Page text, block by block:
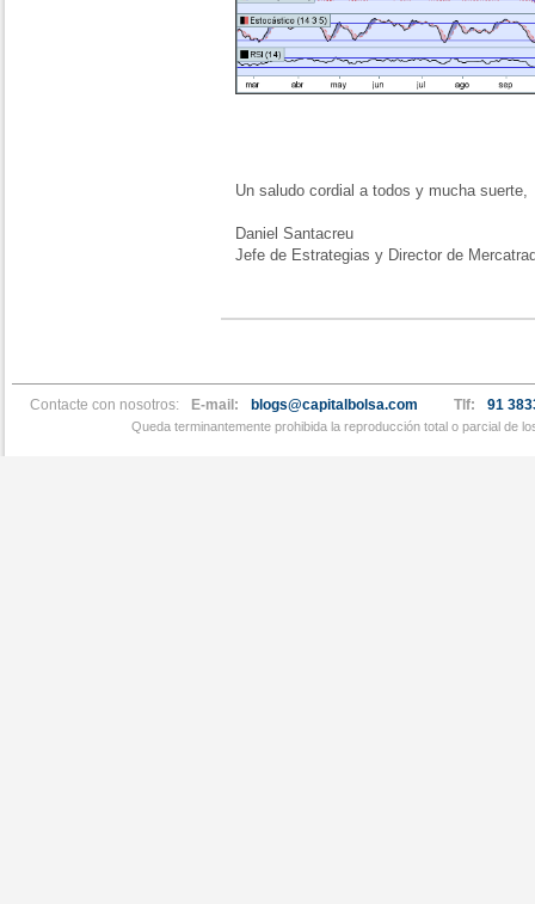
Un saludo cordial a todos y mucha suerte,
Daniel Santacreu
Jefe de Estrategias y Director de
Contacte con nosotros: E-mail: blogs@capitalbolsa.com Tlf: 91
Queda terminantemente prohibida la reproducción total o parcial de